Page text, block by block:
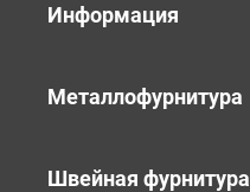
Информация
Металлофурнитура
Швейная фурнитура